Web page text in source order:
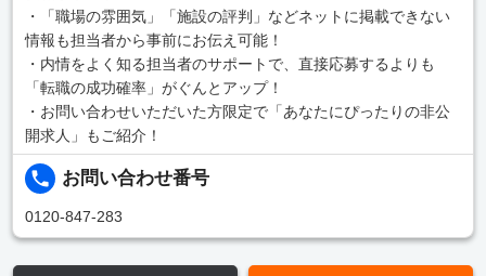
・「職場の雰囲気」「施設の評判」などネットに掲載できない
情報も担当者から事前にお伝え可能！
・内情をよく知る担当者のサポートで、直接応募するよりも
「転職の成功確率」がぐんとアップ！
・お問い合わせいただいた方限定で「あなたにぴったりの非公
開求人」もご紹介！
お問い合わせ番号
0120-847-283